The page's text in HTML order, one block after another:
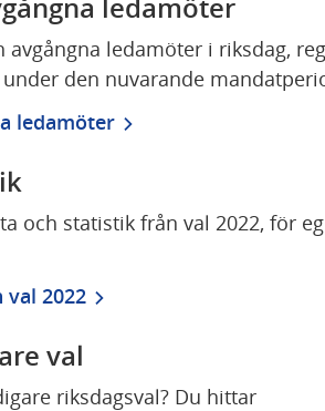
avgångna ledamöter i riksdag,
den nuvarande
ledamöter
och statistik från val 2022, för
2022
val
riksdagsval? Du hittar